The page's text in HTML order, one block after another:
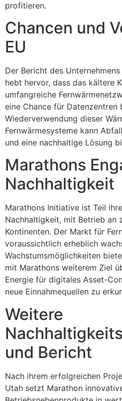
profitieren.
Chancen und
EU
Der Bericht des
hebt hervor, dass das kältere
umfangreiche
eine Chance für Datenzentren
Wiederverwendung dieser
Fernwärmesysteme kann
und eine nachhaltige Lösung
Marathons
Nachhaltigkeit
Marathons Initiative ist Teil
Nachhaltigkeit, mit Betrieb an
Kontinenten. Der Markt für
voraussichtlich erheblich
Wachstumsmöglichkeiten
mit Marathons weiterem Ziel
Energie für digitales Asset-
neue Einnahmequellen zu
Weitere
und Bericht
Nach ihrem erfolgreichen
Utah setzt Marathon